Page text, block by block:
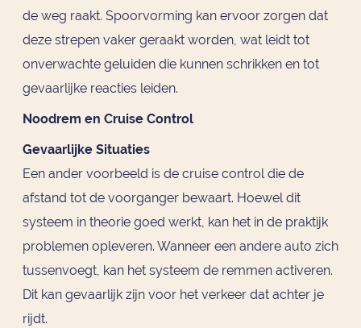
de weg raakt. Spoorvorming kan ervoor zorgen dat
deze strepen vaker geraakt worden, wat leidt tot
onverwachte geluiden die kunnen schrikken en tot
gevaarlijke reacties leiden.
Noodrem en Cruise Control
Gevaarlijke Situaties
Een ander voorbeeld is de cruise control die de
afstand tot de voorganger bewaart. Hoewel dit
systeem in theorie goed werkt, kan het in de praktijk
problemen opleveren. Wanneer een andere auto zich
tussenvoegt, kan het systeem de remmen activeren.
Dit kan gevaarlijk zijn voor het verkeer dat achter je
rijdt.